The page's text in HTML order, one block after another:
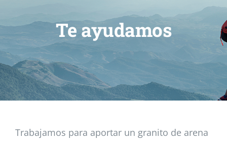
Te ayudamos
Nuestras campañas
Noticias
Colabora
Te ayudamos
Trabajamos para aportar un granito de arena